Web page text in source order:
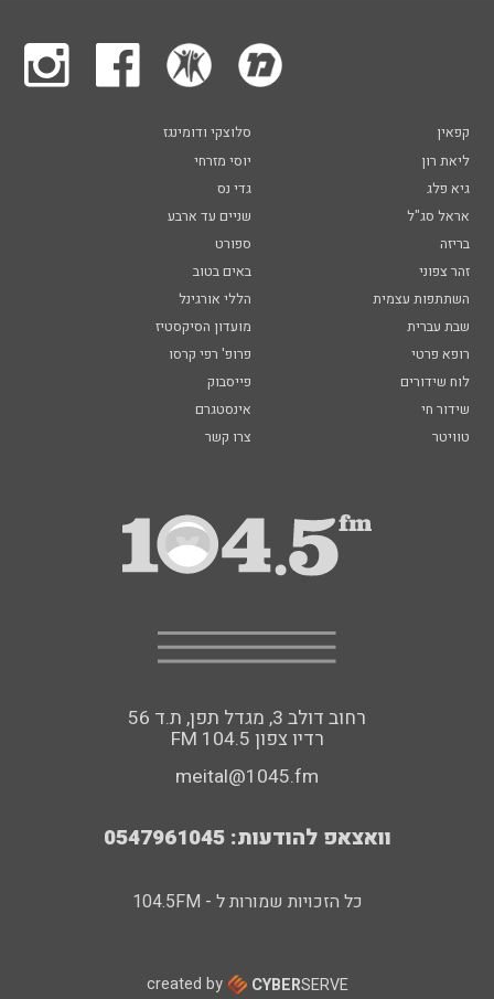
קפאין
סלוצקי ודומינגז
ליאת רון
יוסי מזרחי
גיא פלג
גדי נס
אראל סג"ל
שניים עד ארבע
בריזה
ספורט
זהר צפוני
באים בטוב
השתתפות עצמית
הללי אורגינל
שבת עברית
מועדון הסיקסטיז
רופא פרטי
פרופ' רפי קרסו
לוח שידורים
פייסבוק
שידור חי
אינסטגרם
טוויטר
צרו קשר
רחוב דולב 3, מגדל תפן, ת.ד 56
FM רדיו צפון 104.5
meital@1045.fm
וואצאפ להודעות: 0547961045
כל הזכויות שמורות ל - 104.5FM
created by CYBERSERVE